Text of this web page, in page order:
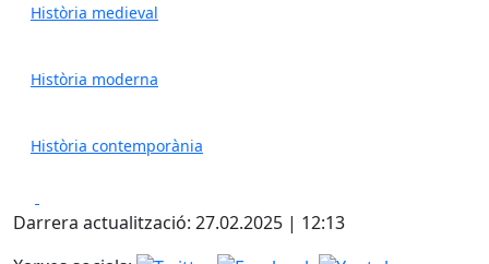
Història medieval
Història moderna
Història contemporània
Darrera actualització: 27.02.2025 | 12:13